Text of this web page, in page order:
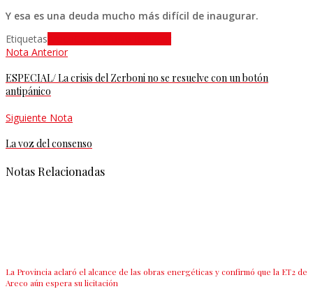
Y esa es una deuda mucho más difícil de inaugurar.
Etiquetas
Nota Anterior
ESPECIAL/ La crisis del Zerboni no se resuelve con un botón
antipánico
Siguiente Nota
La voz del consenso
Notas Relacionadas
La Provincia aclaró el alcance de las obras energéticas y confirmó que la ET2 de
Areco aún espera su licitación